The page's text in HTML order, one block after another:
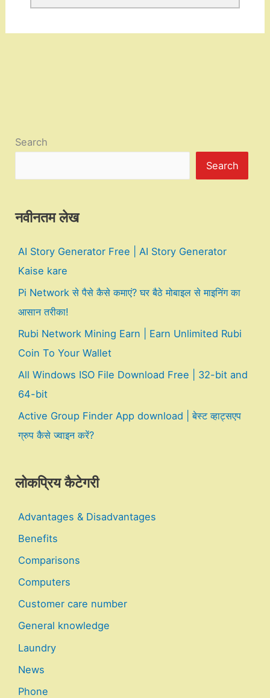
Search
Search
नवीनतम लेख
AI Story Generator Free | AI Story Generator
Kaise kare
Pi Network से पैसे कैसे कमाएं? घर बैठे मोबाइल से माइनिंग का
आसान तरीका!
Rubi Network Mining Earn | Earn Unlimited Rubi
Coin To Your Wallet
All Windows ISO File Download Free | 32-bit and
64-bit
Active Group Finder App download | बेस्ट व्हाट्सएप
ग्रुप कैसे ज्वाइन करें?
लोकप्रिय कैटेगरी
Advantages & Disadvantages
Benefits
Comparisons
Computers
Customer care number
General knowledge
Laundry
News
Phone